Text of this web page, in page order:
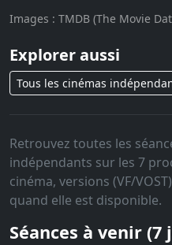
Images : TMDB (The Movie
Explorer aussi
Tous les cinémas
Retrouvez toutes les
indépendants sur les 7
cinéma, versions (VF/
quand elle est disponible.
Séances à venir (7